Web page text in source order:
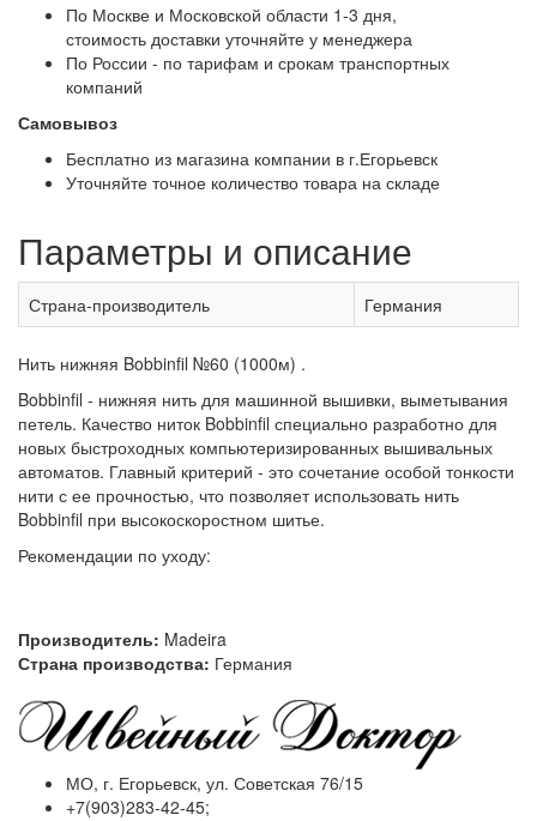
По Москве и Московской области 1-3 дня,
стоимость доставки уточняйте у менеджера
По России - по тарифам и срокам транспортных
компаний
Самовывоз
Бесплатно из магазина компании в г.Егорьевск
Уточняйте точное количество товара на складе
Параметры и описание
Страна-производитель Германия
Нить нижняя Bobbinfil №60 (1000м) .
Bobbinfil - нижняя нить для машинной вышивки, выметывания
петель. Качество ниток Bobbinfil специально разработно для
новых быстроходных компьютеризированных вышивальных
автоматов. Главный критерий - это сочетание особой тонкости
нити с ее прочностью, что позволяет использовать нить
Bobbinfil при высокоскоростном шитье.
Рекомендации по уходу:
Производитель: Madeira
Страна производства: Германия
МО, г. Егорьевск, ул. Советская 76/15
+7(903)283-42-45;